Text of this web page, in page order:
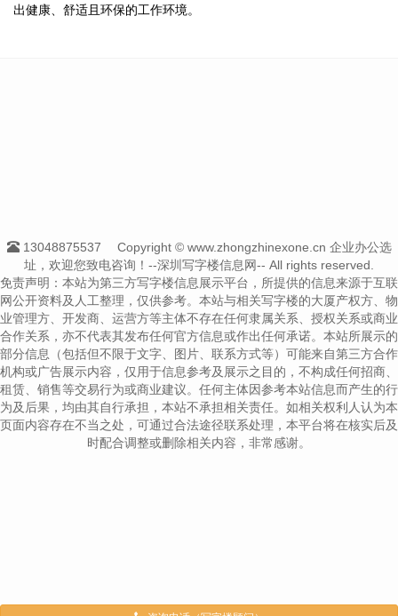
出健康、舒适且环保的工作环境。
13048875537
Copyright © www.zhongzhinexone.cn 企业办公选
址，欢迎您致电咨询！--深圳写字楼信息网-- All rights reserved.
免责声明：本站为第三方写字楼信息展示平台，所提供的信息来源于互联
网公开资料及人工整理，仅供参考。本站与相关写字楼的大厦产权方、物
业管理方、开发商、运营方等主体不存在任何隶属关系、授权关系或商业
合作关系，亦不代表其发布任何官方信息或作出任何承诺。本站所展示的
部分信息（包括但不限于文字、图片、联系方式等）可能来自第三方合作
机构或广告展示内容，仅用于信息参考及展示之目的，不构成任何招商、
租赁、销售等交易行为或商业建议。任何主体因参考本站信息而产生的行
为及后果，均由其自行承担，本站不承担相关责任。如相关权利人认为本
页面内容存在不当之处，可通过合法途径联系处理，本平台将在核实后及
时配合调整或删除相关内容，非常感谢。